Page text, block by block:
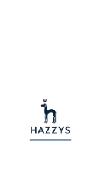
「OP Pay Later」は毎月の
ます。
コンビニバーコード／台湾
」などのチャネルで
「当社」といいます）によ
を通じて商品やサービスを
買の債権を当社に譲渡した
うことになります。
から、店舗はあなたの個人
哥大に提供し、収集、処理
割請求書に必要な情報の確
下のリンクを参照してくだ
意ください。AFTEE アプ
支払い期限を最長 45 日以内
で延長できる日数をも
を受け取るまで支払い期限
い場合があります（例：予
ため、商品到着の有無に関
ください。
社の審査の結果に基づ